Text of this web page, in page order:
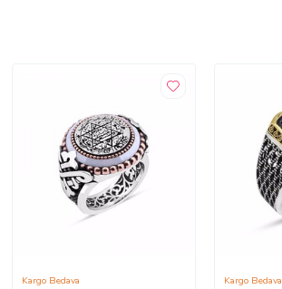
Kargo Bedava Kargo Bedava